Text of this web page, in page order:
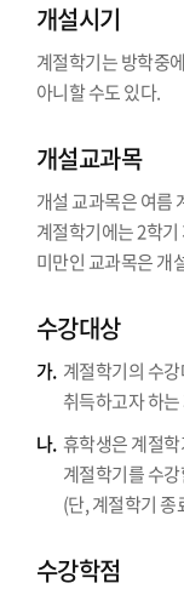
개설시기
계절학기는 방학중
아니할 수도 있다.
개설교과목
개설 교과목은 여름
계절학기에는 2학
미만인 교과목은 개
수강대상
가. 계절학기의 수
취득하고자 하
나. 휴학생은 계절
계절학기를 수
(단, 계절학기
수강학점